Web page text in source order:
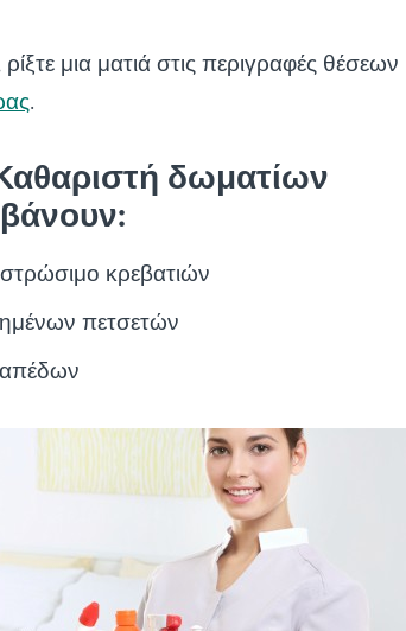
μια ματιά στις περιγραφές θέσεων
.
δωματίων
κρεβατιών
πετσετών